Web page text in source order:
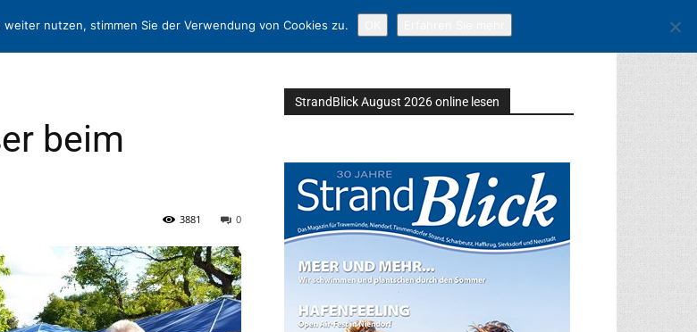
MORE
beim
0
3881
StrandBlick August 2026 online lesen
nutzen, stimmen Sie der Verwendung von Cookies zu.